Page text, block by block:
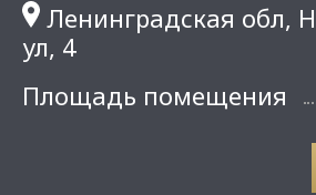
Ленинградская обл,
ул, 4
Площадь помещения